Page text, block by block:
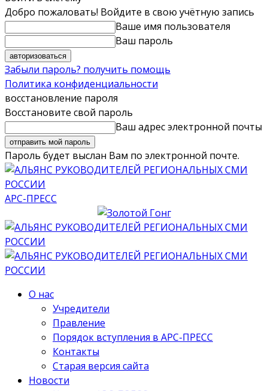
Добро пожаловать! Войдите в свою учётную запись
Ваше имя пользователя
Ваш пароль
Забыли пароль? получить помощь
Политика конфиденциальности
восстановление пароля
Восстановите свой пароль
Ваш адрес электронной почты
Пароль будет выслан Вам по электронной почте.
АРС-ПРЕСС
О нас
Учредители
Правление
Порядок вступления в АРС-ПРЕСС
Контакты
Старая версия сайта
Новости